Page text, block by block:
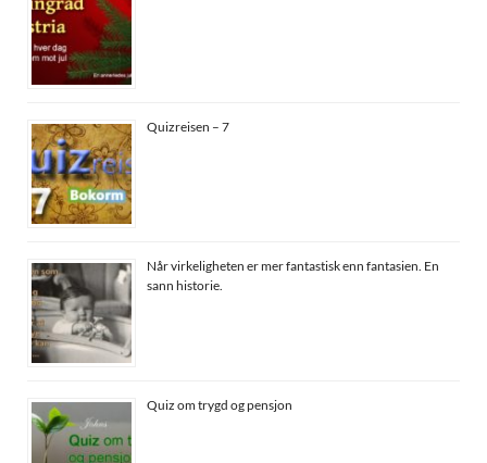
Quizreisen – 7
Når virkeligheten er mer fantastisk enn fantasien. En
sann historie.
Quiz om trygd og pensjon